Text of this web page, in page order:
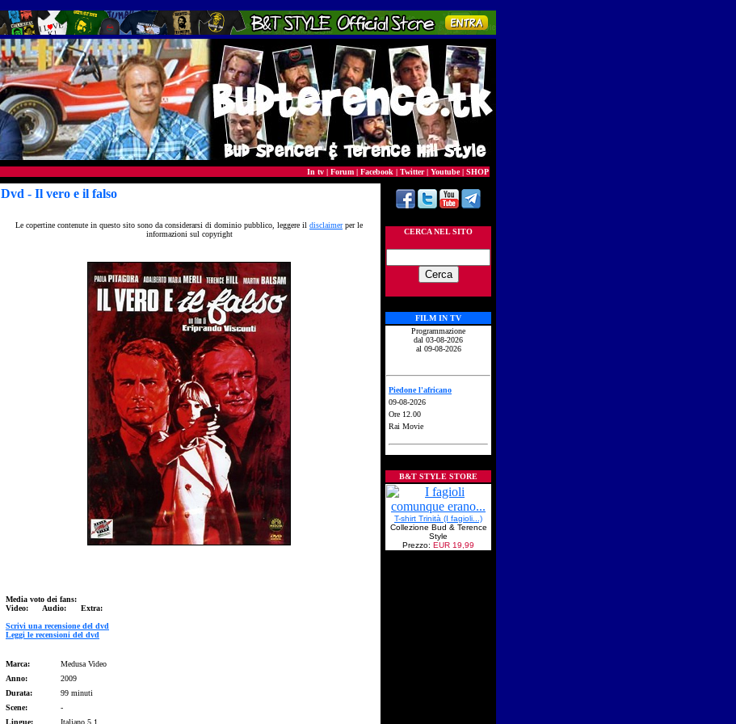
In tv | Forum | Facebook | Twitter| Youtube| SHOP
Dvd - Il vero e il falso
Le copertine contenute in questo sito sono da considerarsi di dominio pubblico, leggere il disclaimerper le
informazioni sul copyright
Media voto dei fans:
Video: Audio: Extra:
Scrivi una recensione del dvd
Leggi le recensioni del dvd
Marca:
Medusa Video
Anno:
2009
Durata:
99 minuti
Scene:
-
Lingue:
Italiano 5.1
CERCA NEL SITO
FILM IN TV
Programmazione
dal 03-08-2026
al 09-08-2026
Piedone l'africano
09-08-2026
Ore 12.00
Rai Movie
B&T STYLE STORE
T-shirt Trinità (I fagioli...)
Collezione Bud & Terence
Style
Prezzo: EUR 19,99